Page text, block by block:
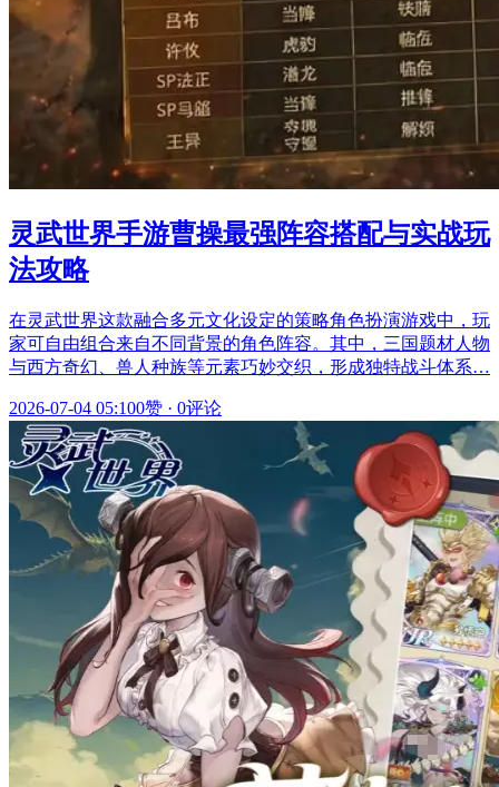
灵武世界手游曹操最强阵容搭配与实战玩
法攻略
在灵武世界这款融合多元文化设定的策略角色扮演游戏中，玩
家可自由组合来自不同背景的角色阵容。其中，三国题材人物
与西方奇幻、兽人种族等元素巧妙交织，形成独特战斗体系…
2026-07-04 05:100赞 · 0评论